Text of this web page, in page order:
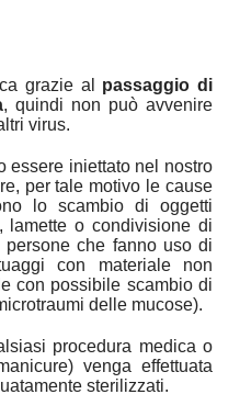
grazie al passaggio di
, quindi non può avvenire
virus.
essere iniettato nel nostro
per tale motivo le cause
lo scambio di oggetti
lamette o condivisione di
persone che fanno uso di
con materiale non
con possibile scambio di
delle mucose).
procedura medica o
venga effettuata
sterilizzati.